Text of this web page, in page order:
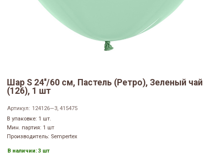
Шар S 24''/60 см, Пастель (Ретро), Зеленый чай
(126), 1 шт
Артикул: 124126—3, 415475
В упаковке: 1 шт.
Мин. партия: 1 шт
Производитель: Sempertex
В наличии:3 шт